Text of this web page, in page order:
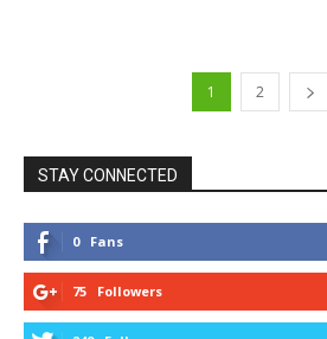
1 2
STAY CONNECTED
0 Fans
75 Followers